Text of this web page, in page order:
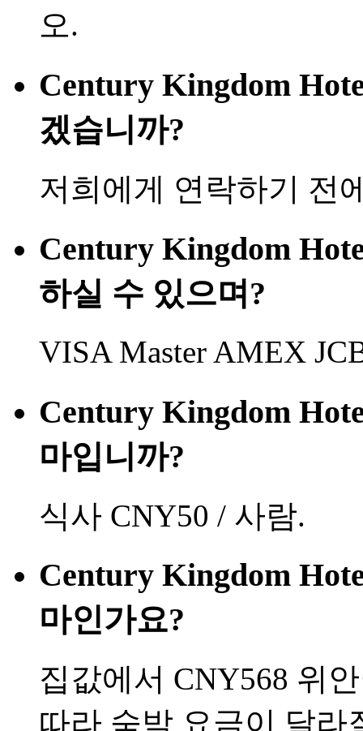
오.
Century Kingdom
겠습니까?
저희에게 연락하기 전
Century Kingdom
하실 수 있으며?
VISA Master AMEX
Century Kingdom
마입니까?
식사 CNY50 / 사람.
Century Kingdom
마인가요?
집값에서 CNY568 위
따라 숙박 요금이 달라